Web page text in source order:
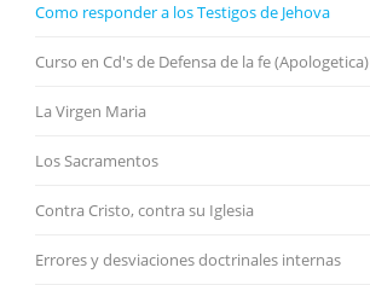
Como responder a los Testigos de Jehova
Curso en Cd's de Defensa de la fe (Apologetica)
La Virgen Maria
Los Sacramentos
Contra Cristo, contra su Iglesia
Errores y desviaciones doctrinales internas